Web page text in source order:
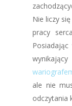
Nie liczy
pracy
ale nie
odczytania